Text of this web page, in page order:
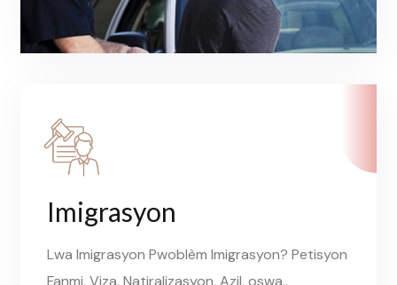
Imigrasyon
Lwa Imigrasyon Pwoblèm Imigrasyon? Petisyon
Fanmi, Viza, Natiralizasyon, Azil, oswa..